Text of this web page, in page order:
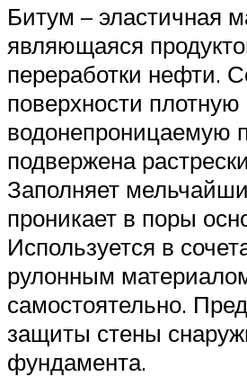
Битум – эластичная
являющаяся
переработки нефти.
поверхности плотную
водонепроницаемую
подвержена
Заполняет
проникает в поры
Используется в
рулонным
самостоятельно.
защиты стены
фундамента.